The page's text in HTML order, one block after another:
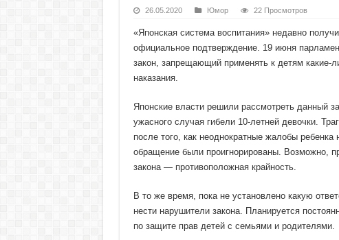
26.05.2020 Юмор 22 Просмотров
«Японская система воспитания» недавно
официальное подтверждение. 19 июня
закон, запрещающий применять к детям какие-
наказания.
Японские власти решили рассмотреть данный
ужасного случая гибели 10-летней девочки.
после того, как неоднократные жалобы ребенка
обращение были проигнорированы. Возможно,
закона — противоположная крайность.
В то же время, пока не установлено какую
нести нарушители закона. Планируется
по защите прав детей с семьями и родителями.